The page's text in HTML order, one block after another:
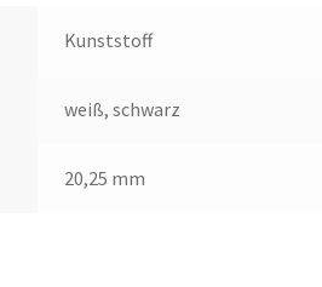
Kunststoff
weiß, schwarz
20,25 mm